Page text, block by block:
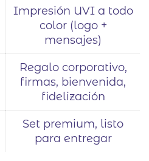
Impresión UVI a todo
color (logo +
mensajes)
Regalo corporativo,
firmas, bienvenida,
fidelización
Set premium, listo
para entregar